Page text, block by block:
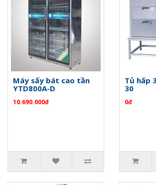
Máy sấy bát cao tần
YTD800A-D
10.690.000đ
Tủ hấp
30
0đ